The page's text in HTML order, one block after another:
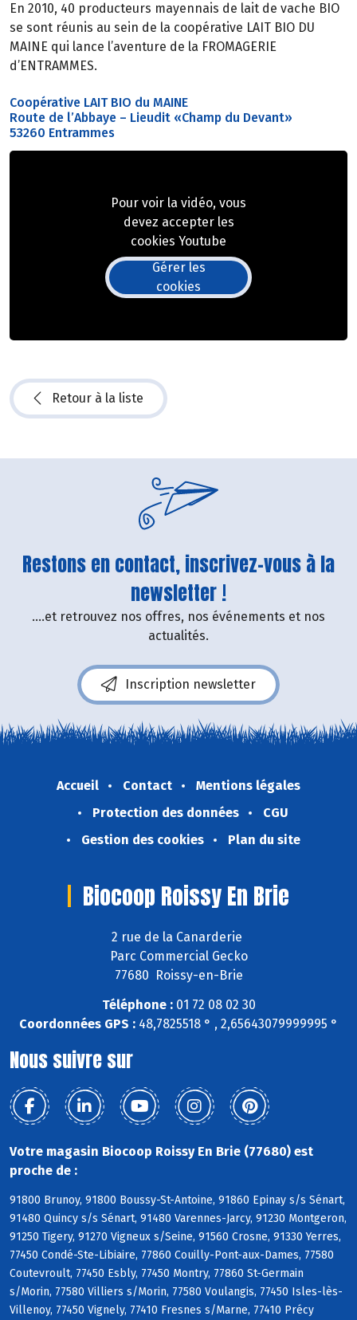
En 2010, 40 producteurs mayennais de lait de vache BIO
se sont réunis au sein de la coopérative LAIT BIO DU
MAINE qui lance l’aventure de la FROMAGERIE
d’ENTRAMMES.
Coopérative LAIT BIO du MAINE
Route de l’Abbaye – Lieudit «Champ du Devant»
53260 Entrammes
Pour voir la vidéo, vous
devez accepter les
cookies Youtube
Gérer les
cookies
Retour à la liste
Restons en contact, inscrivez-vous à la
newsletter !
....et retrouvez nos offres, nos événements et nos
actualités.
Inscription newsletter
Accueil Contact
Mentions légales
Protection des données
CGU
Gestion des cookies
Plan du site
Biocoop Roissy En Brie
2 rue de la Canarderie
Parc Commercial Gecko
77680 Roissy-en-Brie
Téléphone :01 72 08 02 30
Coordonnées GPS : 48,7825518 ° , 2,65643079999995 °
Nous suivre sur
Votre magasin Biocoop Roissy En Brie (77680) est
proche de :
91800 Brunoy, 91800 Boussy-St-Antoine, 91860 Epinay s/s Sénart,
91480 Quincy s/s Sénart, 91480 Varennes-Jarcy, 91230 Montgeron,
91250 Tigery, 91270 Vigneux s/Seine, 91560 Crosne, 91330 Yerres,
77450 Condé-Ste-Libiaire, 77860 Couilly-Pont-aux-Dames, 77580
Coutevroult, 77450 Esbly, 77450 Montry, 77860 St-Germain
s/Morin, 77580 Villiers s/Morin, 77580 Voulangis, 77450 Isles-lès-
Villenoy, 77450 Vignely, 77410 Fresnes s/Marne, 77410 Précy